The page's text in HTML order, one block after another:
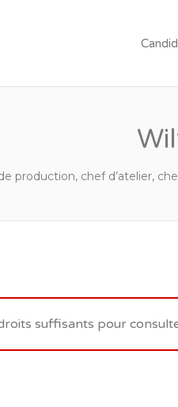
production, chef d’atelier,
suffisants pour